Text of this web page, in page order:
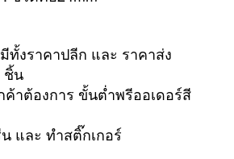
ทั้งราคาปลีก และ ราคาส่ง
ชิ้น
าต้องการ ขั้นต่ำพรีออเดอร์สี
และ ทำสติ๊กเกอร์